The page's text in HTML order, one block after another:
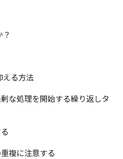
える方法
な処理を開始する繰り返しタ
複に注意する